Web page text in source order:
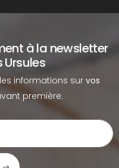
à la newsletter
Ursules
informations sur vos
première.